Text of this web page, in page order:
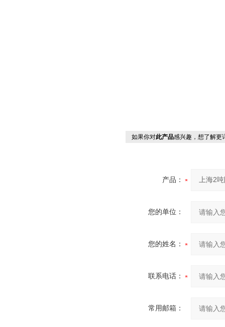
如果你对此产品感兴趣，想了解更
产品：
您的单位：
您的姓名：
联系电话：
常用邮箱：